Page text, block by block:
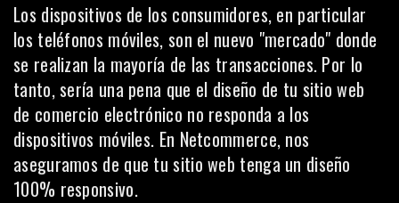
Los dispositivos de los consumidores, en particular
los teléfonos móviles, son el nuevo "mercado" donde
se realizan la mayoría de las transacciones. Por lo
tanto, sería una pena que el diseño de tu sitio web
de comercio electrónico no responda a los
dispositivos móviles. En Netcommerce, nos
aseguramos de que tu sitio web tenga un diseño
100% responsivo.